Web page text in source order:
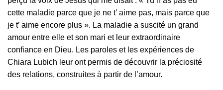
cette maladie parce que je ne t’ aime pas, mais parce que
je t’ aime encore plus ». La maladie a suscité un grand
amour entre elle et son mari et leur extraordinaire
confiance en Dieu. Les paroles et les expériences de
Chiara Lubich leur ont permis de découvrir la préciosité
des relations, construites à partir de l’amour.